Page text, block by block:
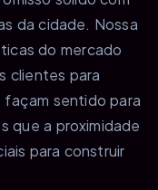
da cidade. Nossa
do mercado
clientes para
sentido para
que a proximidade
para construir